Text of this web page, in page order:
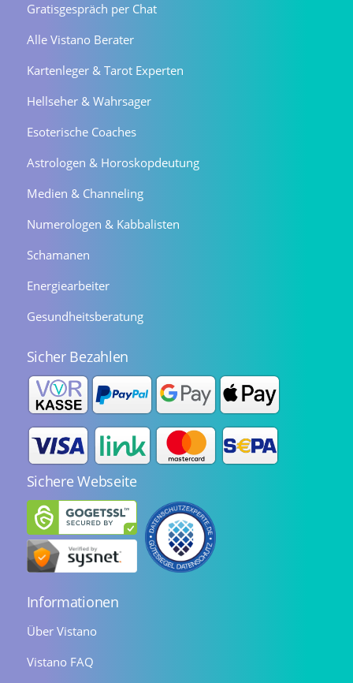
Gratisgespräch per Chat
Alle Vistano Berater
Kartenleger & Tarot Experten
Hellseher & Wahrsager
Esoterische Coaches
Astrologen & Horoskopdeutung
Medien & Channeling
Numerologen & Kabbalisten
Schamanen
Energiearbeiter
Gesundheitsberatung
Sicher Bezahlen
Sichere Webseite
Informationen
Über Vistano
Vistano FAQ